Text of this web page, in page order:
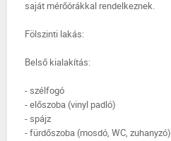
saját mérőórákkal rendelkeznek.
Fölszinti lakás:
Belső kialakítás:
- szélfogó
- előszoba (vinyl padló)
- spájz
- fürdőszoba (mosdó, WC, zuhanyzó)